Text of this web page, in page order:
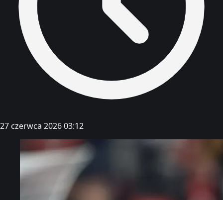
27 czerwca 2026 03:12